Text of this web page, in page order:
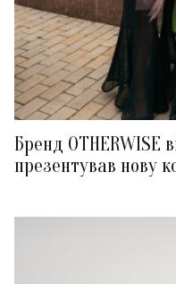
Бренд OTHERWISE
презентував нову